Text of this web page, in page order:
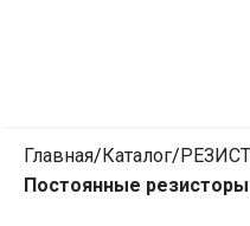
Главная Каталог
Постоянные